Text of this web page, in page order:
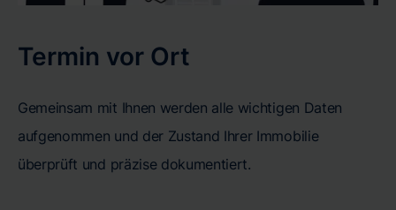
Termin vor Ort
Gemeinsam mit Ihnen werden alle wichtigen Daten
aufgenommen und der Zustand Ihrer Immobilie
überprüft und präzise dokumentiert.